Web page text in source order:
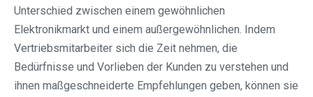
Unterschied zwischen einem gewöhnlichen
Elektronikmarkt und einem außergewöhnlichen. Indem
Vertriebsmitarbeiter sich die Zeit nehmen, die
Bedürfnisse und Vorlieben der Kunden zu verstehen und
ihnen maßgeschneiderte Empfehlungen geben, können sie